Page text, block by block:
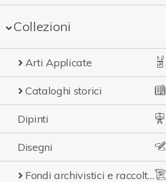
Collezioni
Arti Applicate
Cataloghi storici
Dipinti
Disegni
Fondi archivistici e raccolte documentarie